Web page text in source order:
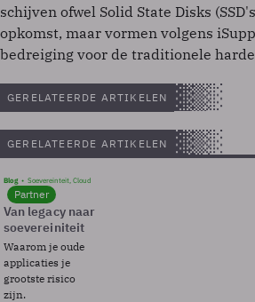
schijven ofwel Solid State Disks
opkomst, maar vormen volgens
bedreiging voor de traditionele
GERELATEERDE ARTIKELEN
GERELATEERDE ARTIKELEN
Blog Soevereinteit, Cloud
Partner
Van legacy naar
soevereiniteit
Waarom je oude
applicaties je
grootste risico
zijn.